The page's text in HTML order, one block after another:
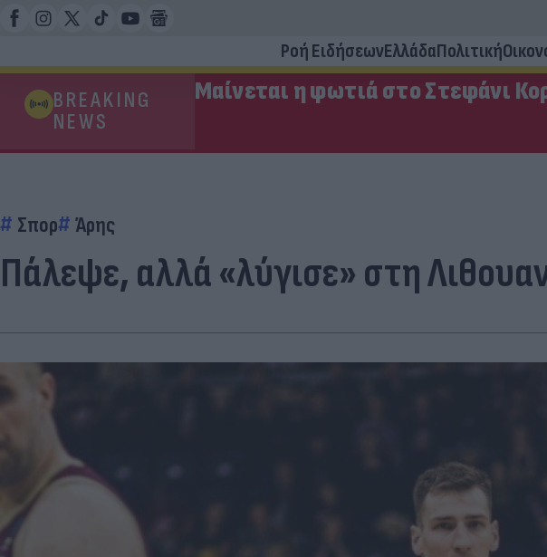
Ροή ΕιδήσεωνΕλλάδαΠολιτική
BREAKING
NEWS
Μαίνεται η φωτιά στο Στεφάνι
Σπορ Άρης
Πάλεψε, αλλά «λύγισε» στη